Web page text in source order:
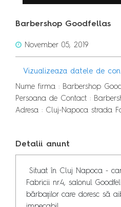
Barbershop Goodfellas
November 05, 2019
Vizualizeaza datele de
Nume firma : Barbershop
Persoana de Contact :
Adresa : Cluj-Napoca strada
Detalii anunt
Fabricii nr.4, salonul
bărbaților care doresc să